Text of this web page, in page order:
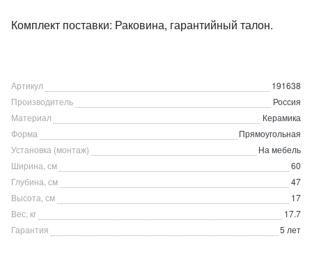
Комплект поставки: Раковина, гарантийный талон.
Артикул
191638
Производитель
Россия
Материал
Керамика
Форма
Прямоугольная
Установка (монтаж)
На мебель
Ширина, см
60
Глубина, см
47
Высота, см
17
Вес, кг
17.7
Гарантия
5 лет